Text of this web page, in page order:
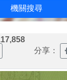
機關搜尋
分享：